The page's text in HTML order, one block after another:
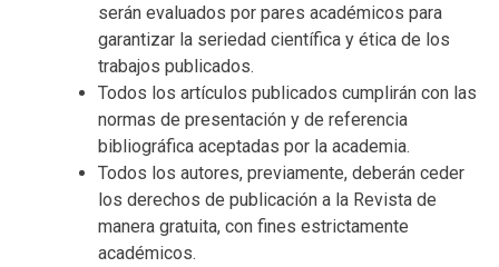
serán evaluados por pares académicos para
garantizar la seriedad científica y ética de los
trabajos publicados.
Todos los artículos publicados cumplirán con las
normas de presentación y de referencia
bibliográfica aceptadas por la academia.
Todos los autores, previamente, deberán ceder
los derechos de publicación a la Revista de
manera gratuita, con fines estrictamente
académicos.